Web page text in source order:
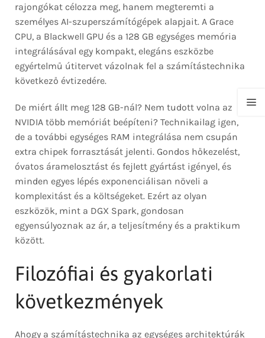
rajongókat célozza meg, hanem megteremti a
személyes AI-szuperszámítógépek alapjait. A Grace
CPU, a Blackwell GPU és a 128 GB egységes memória
integrálásával egy kompakt, elegáns eszközbe
egyértelmű útitervet vázolnak fel a számítástechnika
következő évtizedére.
De miért állt meg 128 GB-nál? Nem tudott volna az
NVIDIA több memóriát beépíteni? Technikailag igen,
de a további egységes RAM integrálása nem csupán
extra chipek forrasztását jelenti. Gondos hőkezelést,
óvatos áramelosztást és fejlett gyártást igényel, és
minden egyes lépés exponenciálisan növeli a
komplexitást és a költségeket. Ezért az olyan
eszközök, mint a DGX Spark, gondosan
egyensúlyoznak az ár, a teljesítmény és a praktikum
között.
Filozófiai és gyakorlati
következmények
Ahogy a számítástechnika az egységes architektúrák